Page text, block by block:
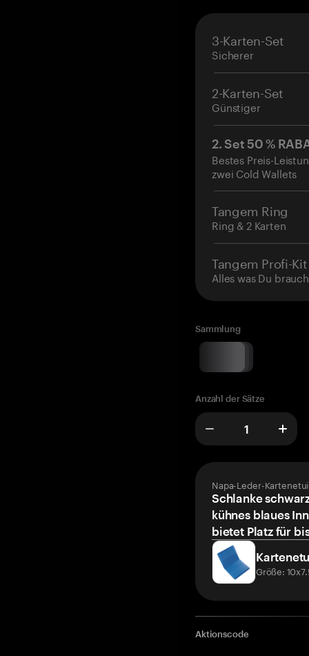
3-Karten-Set
Sicherer
2-Karten-Set
Günstiger
2. Set 50 %
Bestes Preis-
zwei Cold Wallets
Tangem Ring
Ring & 2 Karten
Tangem Profi-Kit
Alles was Du
Sammlung
Anzahl der Sätze
Napa-Leder-
Schlanke
kühnes blaues
bietet Platz für
Größe:
Aktionscode